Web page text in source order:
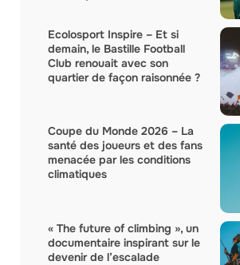
Ecolosport Inspire – Et si
demain, le Bastille Football
Club renouait avec son
quartier de façon raisonnée ?
Coupe du Monde 2026 – La
santé des joueurs et des fans
menacée par les conditions
climatiques
« The future of climbing », un
documentaire inspirant sur le
devenir de l’escalade